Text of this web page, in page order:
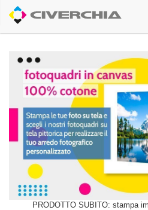
PRODOTTO SUBITO: stampa